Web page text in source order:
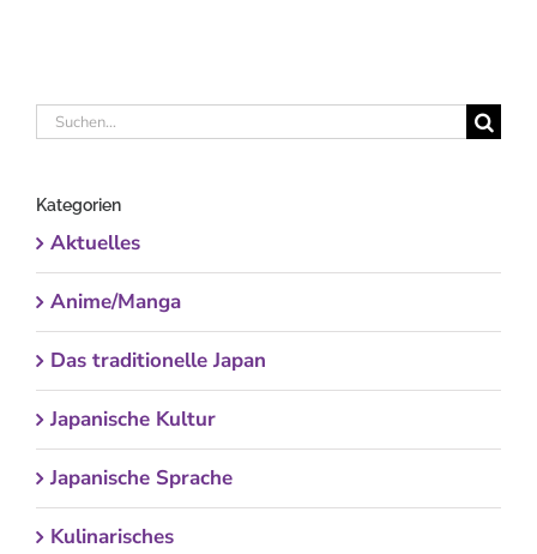
Suche
Kategorien
Aktuelles
Anime/Manga
Das traditionelle Japan
Japanische Kultur
Japanische Sprache
Kulinarisches